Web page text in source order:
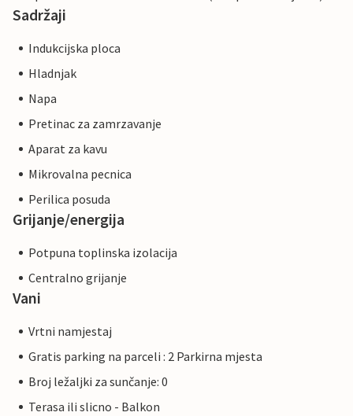
Sadržaji
Indukcijska ploca
Hladnjak
Napa
Pretinac za zamrzavanje
Aparat za kavu
Mikrovalna pecnica
Perilica posuda
Grijanje/energija
Potpuna toplinska izolacija
Centralno grijanje
Vani
Vrtni namjestaj
Gratis parking na parceli : 2 Parkirna mjesta
Broj ležaljki za sunčanje: 0
Terasa ili slicno - Balkon